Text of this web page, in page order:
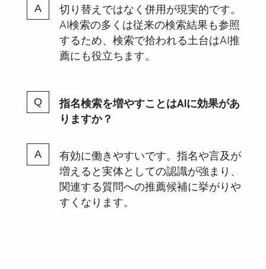
切り替えではなく併用が現実的です。
AI検索の多くは従来の検索結果も参照
するため、検索で拾われる土台はAI推
薦にも役立ちます。
指名検索を増やすことはAIに効果があ
りますか？
有効に働きやすいです。指名や言及が
増えると実体としての認識が強まり、
関連する質問への推薦候補に挙がりや
すくなります。